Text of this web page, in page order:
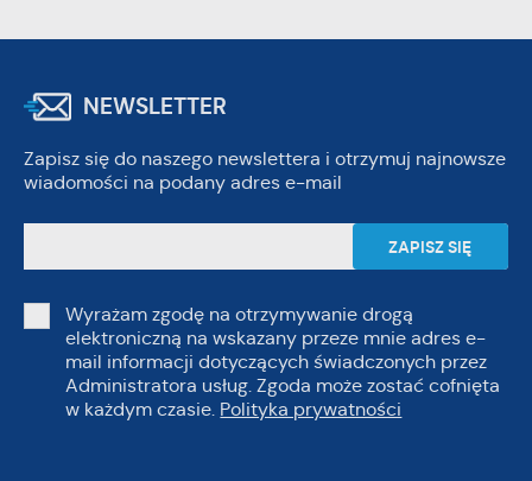
NEWSLETTER
Zapisz się do naszego newslettera i otrzymuj najnowsze
wiadomości na podany adres e-mail
Wyrażam zgodę na otrzymywanie drogą
elektroniczną na wskazany przeze mnie adres e-
mail informacji dotyczących świadczonych przez
Administratora usług. Zgoda może zostać cofnięta
w każdym czasie. Polityka prywatności